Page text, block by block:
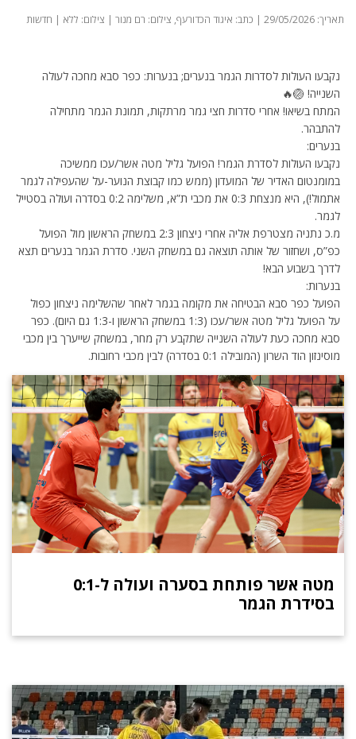
תאריך: 29/05/2026 | כתב: איגוד הכדורעף, צילום: רם מנור | צילום: ללא | חדשות
נקבעו העולות לסדרות הגמר בנערים; בנערות: כפר סבא מחכה לעולה
השנייה! 🏐🔥
המתח בשיאו! אחרי סדרות חצי גמר מרתקות, תמונת הגמר מתחילה
להתבהר.
בנערים:
נקבעו העולות לסדרת הגמר! הפועל גליל מטה אשר/עכו ממשיכה
במומנטום האדיר של המועדון (ממש כמו קבוצת הנוער-על שהעפילה לגמר
אתמול!), היא מנצחת 0:3 את מכבי ת”א, משלימה 0:2 בסדרה ועולה בסטייל
לגמר.
מ.כ נתניה מצטרפת אליה אחרי ניצחון 2:3 במשחק הראשון מול הפועל
כפ”ס, ושחזור של אותה תוצאה גם במשחק השני. סדרת הגמר בנערים תצא
לדרך בשבוע הבא!
בנערות:
הפועל כפר סבא הבטיחה את מקומה בגמר לאחר שהשלימה ניצחון כפול
על הפועל גליל מטה אשר/עכו (1:3 במשחק הראשון ו-1:3 גם היום). כפר
סבא מחכה כעת לעולה השנייה שתקבע רק מחר, במשחק שייערך בין מכבי
מוסינזון הוד השרון (המובילה 0:1 בסדרה) לבין מכבי רחובות.
מטה אשר פותחת בסערה ועולה ל-0:1
בסידרת הגמר